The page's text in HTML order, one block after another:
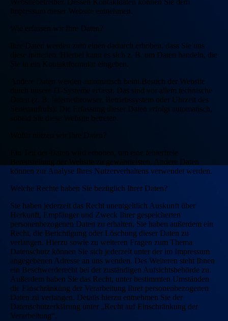
Websitebetreiber. Dessen Kontaktdaten können Sie dem
Impressum dieser Website entnehmen.
Wie erfassen wir Ihre Daten?
Ihre Daten werden zum einen dadurch erhoben, dass Sie uns
diese mitteilen. Hierbei kann es sich z. B. um Daten handeln, die
Sie in ein Kontaktformular eingeben.
Andere Daten werden automatisch beim Besuch der Website
durch unsere IT-Systeme erfasst. Das sind vor allem technische
Daten (z. B. Internetbrowser, Betriebssystem oder Uhrzeit des
Seitenaufrufs). Die Erfassung dieser Daten erfolgt automatisch,
sobald Sie diese Website betreten.
Wofür nutzen wir Ihre Daten?
Ein Teil der Daten wird erhoben, um eine fehlerfreie
Bereitstellung der Website zu gewährleisten. Andere Daten
können zur Analyse Ihres Nutzerverhaltens verwendet werden.
Welche Rechte haben Sie bezüglich Ihrer Daten?
Sie haben jederzeit das Recht unentgeltlich Auskunft über
Herkunft, Empfänger und Zweck Ihrer gespeicherten
personenbezogenen Daten zu erhalten. Sie haben außerdem ein
Recht, die Berichtigung oder Löschung dieser Daten zu
verlangen. Hierzu sowie zu weiteren Fragen zum Thema
Datenschutz können Sie sich jederzeit unter der im Impressum
angegebenen Adresse an uns wenden. Des Weiteren steht Ihnen
ein Beschwerderecht bei der zuständigen Aufsichtsbehörde zu.
Außerdem haben Sie das Recht, unter bestimmten Umständen
die Einschränkung der Verarbeitung Ihrer personenbezogenen
Daten zu verlangen. Details hierzu entnehmen Sie der
Datenschutzerklärung unter „Recht auf Einschränkung der
Verarbeitung“.